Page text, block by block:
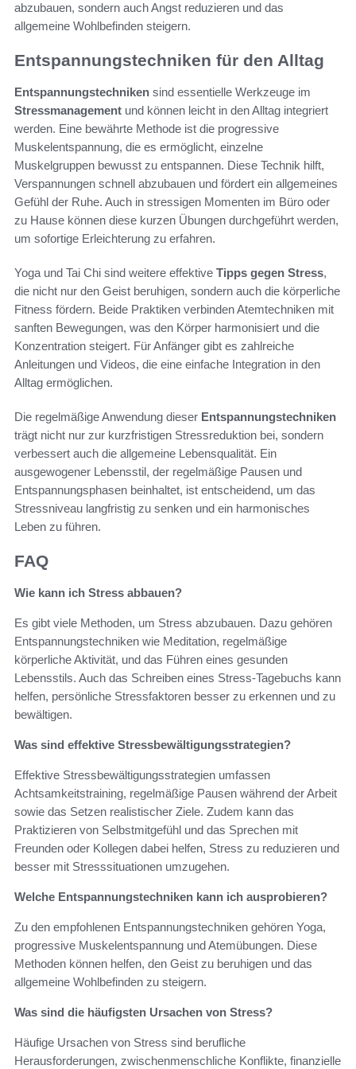
abzubauen, sondern auch Angst reduzieren und das
allgemeine Wohlbefinden steigern.
Entspannungstechniken für den Alltag
Entspannungstechniken sind essentielle Werkzeuge im
Stressmanagement und können leicht in den Alltag integriert
werden. Eine bewährte Methode ist die progressive
Muskelentspannung, die es ermöglicht, einzelne
Muskelgruppen bewusst zu entspannen. Diese Technik hilft,
Verspannungen schnell abzubauen und fördert ein allgemeines
Gefühl der Ruhe. Auch in stressigen Momenten im Büro oder
zu Hause können diese kurzen Übungen durchgeführt werden,
um sofortige Erleichterung zu erfahren.
Yoga und Tai Chi sind weitere effektive Tipps gegen Stress,
die nicht nur den Geist beruhigen, sondern auch die körperliche
Fitness fördern. Beide Praktiken verbinden Atemtechniken mit
sanften Bewegungen, was den Körper harmonisiert und die
Konzentration steigert. Für Anfänger gibt es zahlreiche
Anleitungen und Videos, die eine einfache Integration in den
Alltag ermöglichen.
Die regelmäßige Anwendung dieser Entspannungstechniken
trägt nicht nur zur kurzfristigen Stressreduktion bei, sondern
verbessert auch die allgemeine Lebensqualität. Ein
ausgewogener Lebensstil, der regelmäßige Pausen und
Entspannungsphasen beinhaltet, ist entscheidend, um das
Stressniveau langfristig zu senken und ein harmonisches
Leben zu führen.
FAQ
Wie kann ich Stress abbauen?
Es gibt viele Methoden, um Stress abzubauen. Dazu gehören
Entspannungstechniken wie Meditation, regelmäßige
körperliche Aktivität, und das Führen eines gesunden
Lebensstils. Auch das Schreiben eines Stress-Tagebuchs kann
helfen, persönliche Stressfaktoren besser zu erkennen und zu
bewältigen.
Was sind effektive Stressbewältigungsstrategien?
Effektive Stressbewältigungsstrategien umfassen
Achtsamkeitstraining, regelmäßige Pausen während der Arbeit
sowie das Setzen realistischer Ziele. Zudem kann das
Praktizieren von Selbstmitgefühl und das Sprechen mit
Freunden oder Kollegen dabei helfen, Stress zu reduzieren und
besser mit Stresssituationen umzugehen.
Welche Entspannungstechniken kann ich ausprobieren?
Zu den empfohlenen Entspannungstechniken gehören Yoga,
progressive Muskelentspannung und Atemübungen. Diese
Methoden können helfen, den Geist zu beruhigen und das
allgemeine Wohlbefinden zu steigern.
Was sind die häufigsten Ursachen von Stress?
Häufige Ursachen von Stress sind berufliche
Herausforderungen, zwischenmenschliche Konflikte, finanzielle